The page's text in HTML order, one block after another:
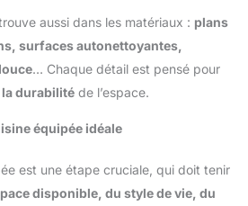
aussi dans les matériaux : plans
surfaces autonettoyantes,
… Chaque détail est pensé pour
durabilité de l’espace.
équipée idéale
est une étape cruciale, qui doit tenir
disponible, du style de vie, du